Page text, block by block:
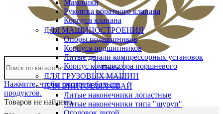
Поиск
Нажмите, чтобы смотреть больше
продуктов.
Товаров не найдено.
Маховики
Рукоятка обратного клапана
Корпуса клапана
ДЛЯ МАШИНОСТРОЕНИЯ
Опоры подшипников
Корпуса подшипников
Литые детали компрессорных установок
Корпус компрессора поршневого
ДЛЯ ГРУЗОВЫХ МАШИН
ДЛЯ ВИНТОВЫХ СВАЙ
Литые наконечники лопастные
Литые наконечники типа "шуруп"